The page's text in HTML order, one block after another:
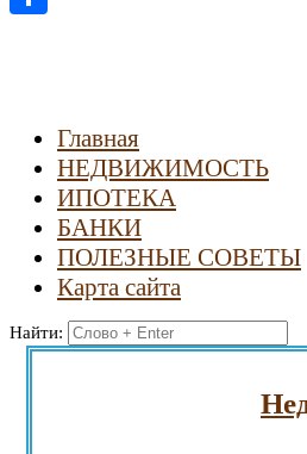
Главная
НЕДВИЖИМОСТЬ
ИПОТЕКА
БАНКИ
ПОЛЕЗНЫЕ СОВЕТЫ
Карта сайта
Найти: